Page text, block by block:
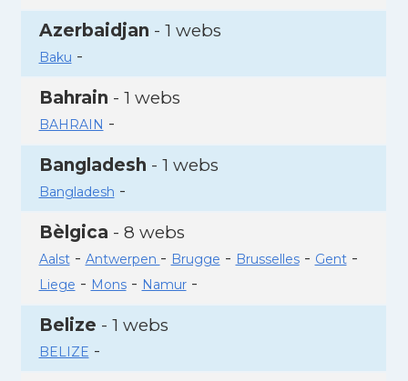
Azerbaidjan - 1 webs
Baku -
Bahrain - 1 webs
BAHRAIN -
Bangladesh - 1 webs
Bangladesh -
Bèlgica - 8 webs
Aalst- Antwerpen - Brugge - Brusselles- Gent-
Liege - Mons- Namur-
Belize - 1 webs
BELIZE -